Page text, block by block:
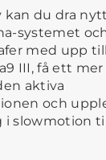
du dra
systemet
med upp
III, få ett
aktiva
och
i slowmotion